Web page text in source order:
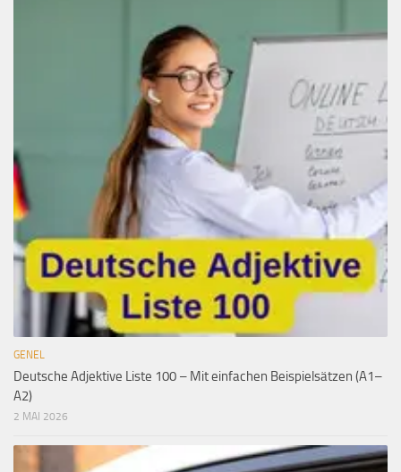
GENEL
Deutsche Adjektive Liste 100 – Mit einfachen Beispielsätzen (A1–
A2)
2 MAI 2026